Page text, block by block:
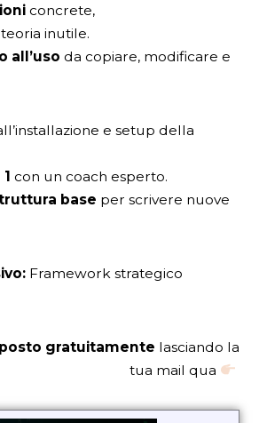
concrete,
inutile.
all’uso da copiare, modificare e
e setup della
con un coach esperto.
base per scrivere nuove
Framework strategico
gratuitamente lasciando la
tua mail qua